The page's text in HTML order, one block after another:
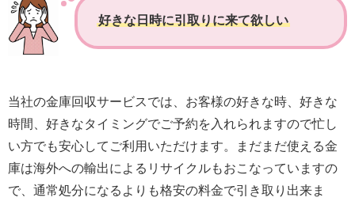
好きな日時に引取りに来て欲しい
当社の金庫回収サービスでは、お客様の好きな時、好きな
時間、好きなタイミングでご予約を入れられますので忙し
い方でも安心してご利用いただけます。まだまだ使える金
庫は海外への輸出によるリサイクルもおこなっていますの
で、通常処分になるよりも格安の料金で引き取り出来ま